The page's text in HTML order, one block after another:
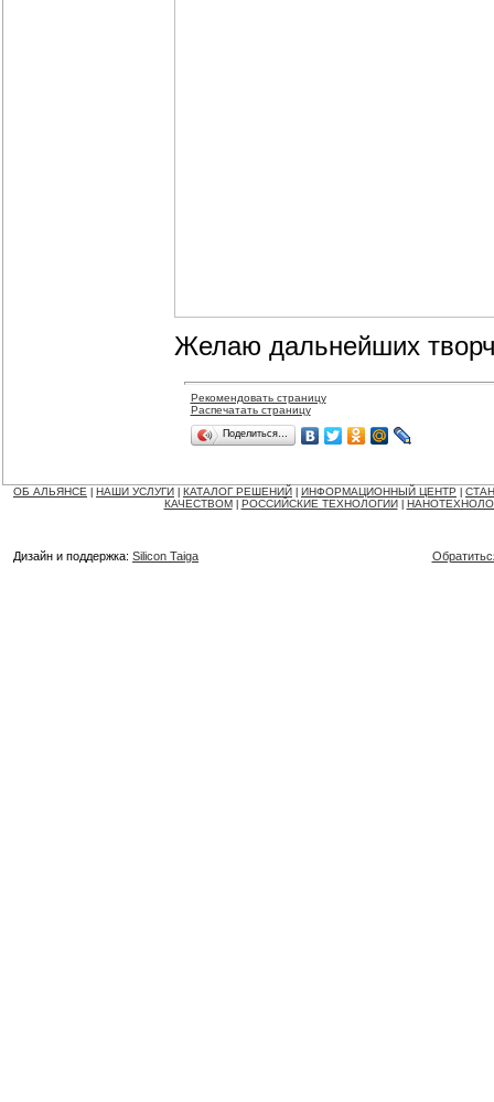
Желаю дальнейших
Рекомендовать страницу
Распечатать страницу
Поделиться…
ОБ АЛЬЯНСЕ НАШИ УСЛУГИ КАТАЛОГ РЕШЕНИЙ ИНФОРМАЦИОННЫЙ ЦЕНТР
КАЧЕСТВОМ
РОССИЙСКИЕ ТЕХНОЛОГИИ
Дизайн и поддержка: Silicon Taiga